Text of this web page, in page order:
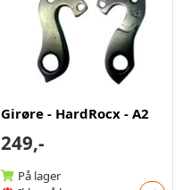
Girøre - HardRocx - A2
249,-
På lager